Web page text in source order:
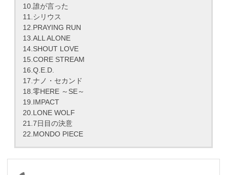
10.誰が言った
11.シリウス
12.PRAYING RUN
13.ALL ALONE
14.SHOUT LOVE
15.CORE STREAM
16.Q.E.D.
17.ナノ・セカンド
18.零HERE ～SE～
19.IMPACT
20.LONE WOLF
21.7日目の決意
22.MONDO PIECE